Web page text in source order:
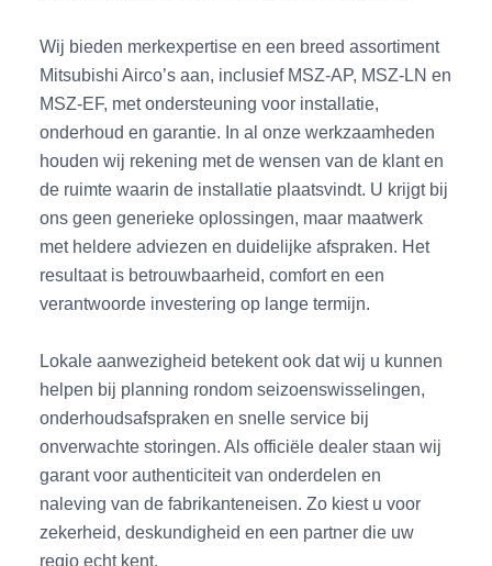
Wij bieden merkexpertise en een breed assortiment
Mitsubishi Airco’s aan, inclusief MSZ-AP, MSZ-LN en
MSZ-EF, met ondersteuning voor installatie,
onderhoud en garantie. In al onze werkzaamheden
houden wij rekening met de wensen van de klant en
de ruimte waarin de installatie plaatsvindt. U krijgt bij
ons geen generieke oplossingen, maar maatwerk
met heldere adviezen en duidelijke afspraken. Het
resultaat is betrouwbaarheid, comfort en een
verantwoorde investering op lange termijn.
Lokale aanwezigheid betekent ook dat wij u kunnen
helpen bij planning rondom seizoenswisselingen,
onderhoudsafspraken en snelle service bij
onverwachte storingen. Als officiële dealer staan wij
garant voor authenticiteit van onderdelen en
naleving van de fabrikanteneisen. Zo kiest u voor
zekerheid, deskundigheid en een partner die uw
regio echt kent.